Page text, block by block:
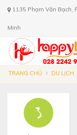
1135 Phạm Văn Bạch,
Minh
TRANG CHỦ DU LỊCH